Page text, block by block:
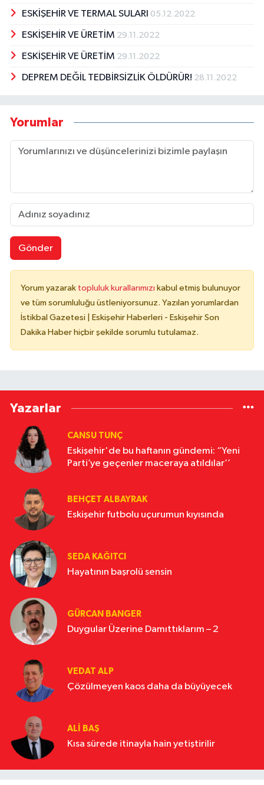
ESKİŞEHİR VE TERMAL SULARI 05.12.2022
ESKİŞEHİR VE ÜRETİM 29.11.2022
ESKİŞEHİR VE ÜRETİM 29.11.2022
DEPREM DEĞİL TEDBİRSİZLİK ÖLDÜRÜR! 28.11.2022
Yorumlar
Gönder
Yorum yazarak topluluk kurallarımızı kabul etmiş bulunuyor
ve tüm sorumluluğu üstleniyorsunuz. Yazılan yorumlardan
İstikbal Gazetesi | Eskişehir Haberleri - Eskişehir Son
Dakika Haber hiçbir şekilde sorumlu tutulamaz.
Yazarlar
CANSU TUNÇ
Eskişehir'de bu haftanın gündemi: “Yeni
Parti’ye geçenler maceraya atıldılar’’
BEHÇET ALBAYRAK
Eskişehir futbolu uçurumun kıyısında
SEDA KAĞITCI
Hayatının başrolü sensin
GÜRCAN BANGER
Duygular Üzerine Damıttıklarım – 2
VEDAT ALP
Çözülmeyen kaos daha da büyüyecek
ALI BAŞ
Kısa sürede itinayla hain yetiştirilir